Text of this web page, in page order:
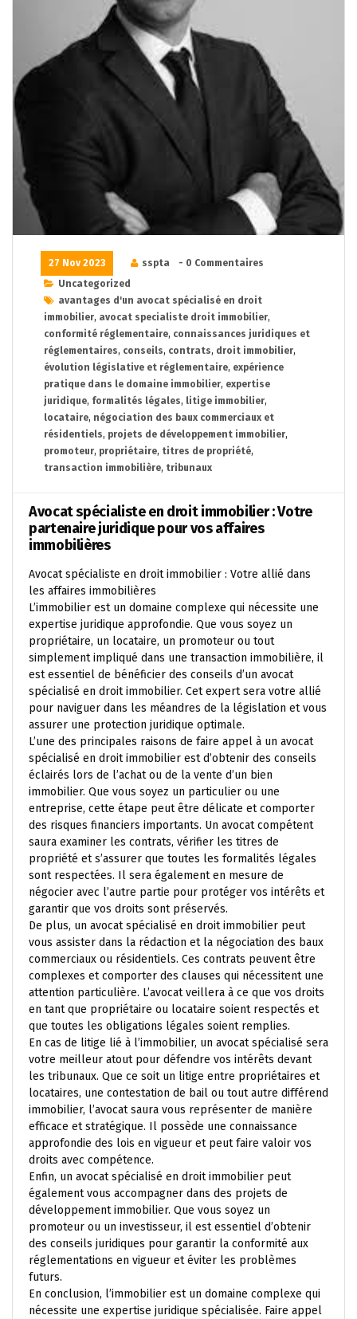
27 Nov 2023 sspta
- 0 Commentaires
Uncategorized
avantages d'un avocat spécialisé en droit
immobilier, avocat specialiste droit immobilier,
conformité réglementaire, connaissances juridiques et
réglementaires, conseils, contrats, droit immobilier,
évolution législative et réglementaire, expérience
pratique dans le domaine immobilier, expertise
juridique, formalités légales, litige immobilier,
locataire, négociation des baux commerciaux et
résidentiels, projets de développement immobilier,
promoteur, propriétaire, titres de propriété,
transaction immobilière, tribunaux
Avocat spécialiste en droit immobilier : Votre
partenaire juridique pour vos affaires
immobilières
Avocat spécialiste en droit immobilier : Votre allié dans
les affaires immobilières
L’immobilier est un domaine complexe qui nécessite une
expertise juridique approfondie. Que vous soyez un
propriétaire, un locataire, un promoteur ou tout
simplement impliqué dans une transaction immobilière, il
est essentiel de bénéficier des conseils d’un avocat
spécialisé en droit immobilier. Cet expert sera votre allié
pour naviguer dans les méandres de la législation et vous
assurer une protection juridique optimale.
L’une des principales raisons de faire appel à un avocat
spécialisé en droit immobilier est d’obtenir des conseils
éclairés lors de l’achat ou de la vente d’un bien
immobilier. Que vous soyez un particulier ou une
entreprise, cette étape peut être délicate et comporter
des risques financiers importants. Un avocat compétent
saura examiner les contrats, vérifier les titres de
propriété et s’assurer que toutes les formalités légales
sont respectées. Il sera également en mesure de
négocier avec l’autre partie pour protéger vos intérêts et
garantir que vos droits sont préservés.
De plus, un avocat spécialisé en droit immobilier peut
vous assister dans la rédaction et la négociation des baux
commerciaux ou résidentiels. Ces contrats peuvent être
complexes et comporter des clauses qui nécessitent une
attention particulière. L’avocat veillera à ce que vos droits
en tant que propriétaire ou locataire soient respectés et
que toutes les obligations légales soient remplies.
En cas de litige lié à l’immobilier, un avocat spécialisé sera
votre meilleur atout pour défendre vos intérêts devant
les tribunaux. Que ce soit un litige entre propriétaires et
locataires, une contestation de bail ou tout autre différend
immobilier, l’avocat saura vous représenter de manière
efficace et stratégique. Il possède une connaissance
approfondie des lois en vigueur et peut faire valoir vos
droits avec compétence.
Enfin, un avocat spécialisé en droit immobilier peut
également vous accompagner dans des projets de
développement immobilier. Que vous soyez un
promoteur ou un investisseur, il est essentiel d’obtenir
des conseils juridiques pour garantir la conformité aux
réglementations en vigueur et éviter les problèmes
futurs.
En conclusion, l’immobilier est un domaine complexe qui
nécessite une expertise juridique spécialisée. Faire appel